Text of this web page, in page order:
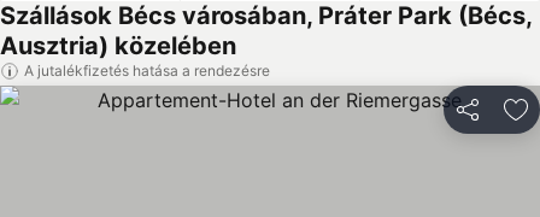
Szállások Bécs városában, Práter Park (Bécs,
Ausztria) közelében
A jutalékfizetés hatása a rendezésre